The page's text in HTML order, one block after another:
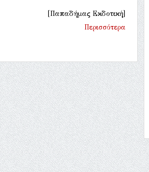
[Παπαδήμας Εκδοτική]
Περισσότερα